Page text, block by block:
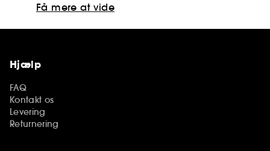
Få mere at vide
Hjælp
FAQ
Kontakt os
Levering
Returnering